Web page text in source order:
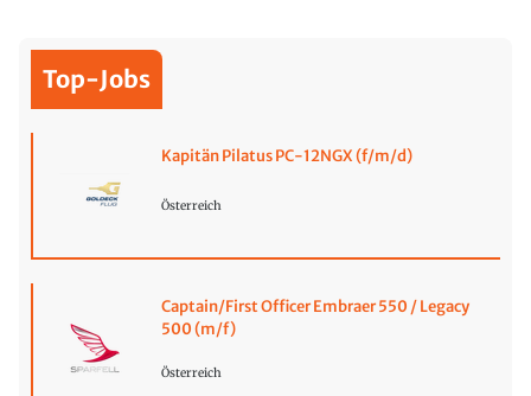
Top-Jobs
Kapitän Pilatus PC-12NGX (f/m/d)
Österreich
Captain/First Officer Embraer 550 / Legacy
500 (m/f)
Österreich